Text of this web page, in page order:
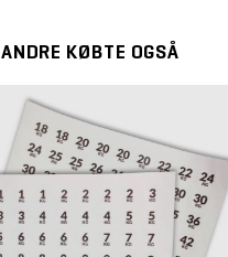
ANDRE KØBTE OGSÅ